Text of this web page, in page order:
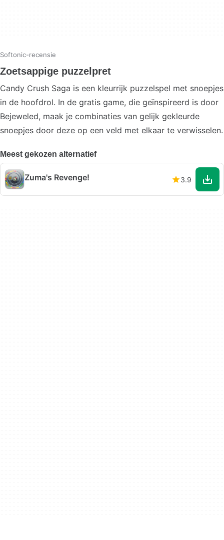
Softonic-recensie
Zoetsappige puzzelpret
Candy Crush Saga is een kleurrijk puzzelspel met snoepjes
in de hoofdrol. In de gratis game, die geïnspireerd is door
Bejeweled, maak je combinaties van gelijk gekleurde
snoepjes door deze op een veld met elkaar te verwisselen.
Meest gekozen alternatief
Zuma's Revenge! 3.9